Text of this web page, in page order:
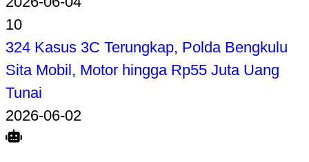
10
324 Kasus 3C Terungkap, Polda Bengkulu
Sita Mobil, Motor hingga Rp55 Juta Uang
Tunai
2026-06-02